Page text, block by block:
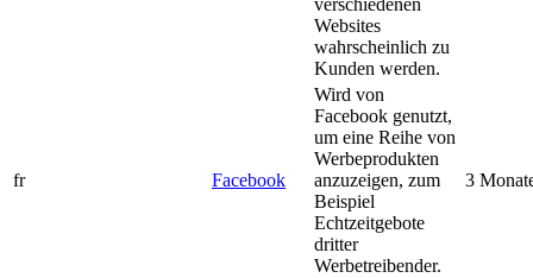
verschiedenen
Websites
wahrscheinlich zu
Kunden werden.
fr Facebook
Wird von
Facebook genutzt,
um eine Reihe von
Werbeprodukten
anzuzeigen, zum
Beispiel
Echtzeitgebote
dritter
Werbetreibender.
3